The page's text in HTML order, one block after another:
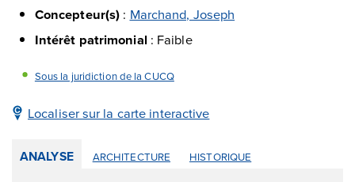
Concepteur(s) : Marchand, Joseph
Intérêt patrimonial: Faible
Sous la juridiction de la CUCQ
Localiser sur la carte interactive
ANALYSE ARCHITECTURE HISTORIQUE